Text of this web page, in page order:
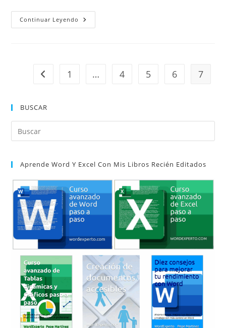
Continuar Leyendo Inicio
Rápido
Ir a la página anterior
1 … 4 5 6 7
BUSCAR
Aprende Word Y Excel Con Mis Libros Recién Editados